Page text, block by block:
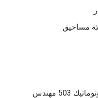
مساحيق
ماكينات تعبئة سوائل في اكياس اوتوماتيك 503 مهندس